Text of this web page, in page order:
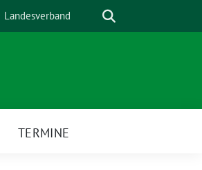
Landesverband Suche
TERMINE